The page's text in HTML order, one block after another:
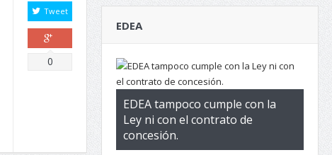
Tweet
Comparte
0
EDEA
EDEA tampoco cumple con la
Ley ni con el contrato de
concesión.